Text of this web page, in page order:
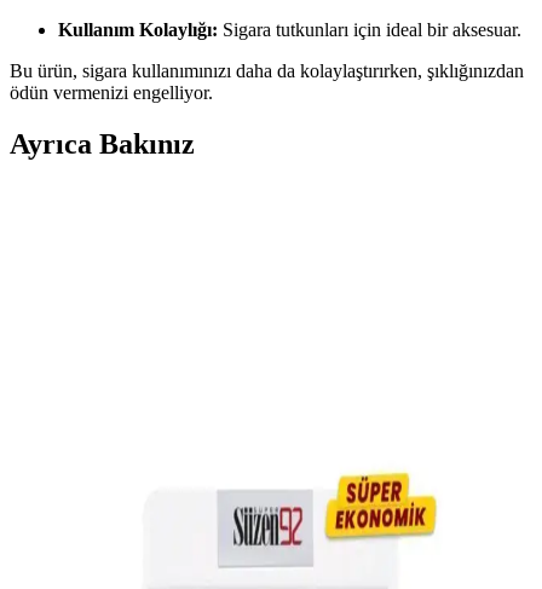
Kullanım Kolaylığı: Sigara tutkunları için ideal bir aksesuar.
Bu ürün, sigara kullanımınızı daha da kolaylaştırırken, şıklığınızdan
ödün vermenizi engelliyor.
Ayrıca Bakınız
araç içi hijyen ve düzen sağlar, kullanımı kolay ve güvenli bir
Sedat Aksesuar Siyah Koku Hapseden Yanmaz
Plastik Sigara Küllüğü Güvenli Kullanım